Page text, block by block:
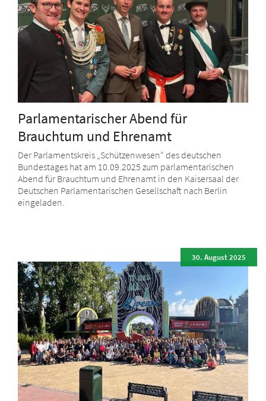
Parlamentarischer Abend für
Brauchtum und Ehrenamt
Der Parlamentskreis „Schützenwesen“ des deutschen
Bundestages hat am 10.09.2025 zum parlamentarischen
Abend für Brauchtum und Ehrenamt in den Kaisersaal der
Deutschen Parlamentarischen Gesellschaft nach Berlin
eingeladen.
30. August 2025